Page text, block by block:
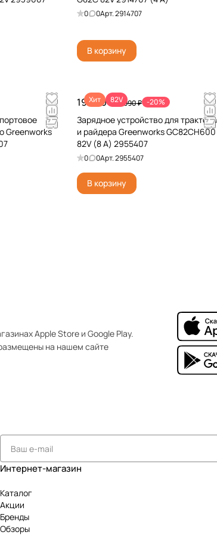
0 0Арт.2914707
В корзину
Greenworks
Хит 82V
19 990 ₽24 990 ₽ -20%
Зарядное устройство для трактора
и райдера Greenworks GC82CH600
82V (8 А) 2955407
0 0Арт.2955407
В корзину
Apple Store и Google Play.
на нашем сайте
Интернет-магазин
Каталог
Акции
Бренды
Обзоры